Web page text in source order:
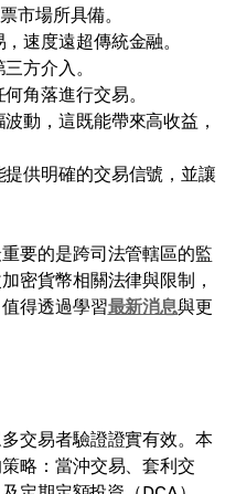
市場所具備。
速度遠超傳統金融。
方介入。
角落進行交易。
動，這既能帶來高收益，
供明確的交易信號，並讓
要的是跨司法管轄區的監
密貨幣相關法律與限制，
得透過學習最新消息與更
交易者驗證證實有效。本
略：當沖交易、套利交